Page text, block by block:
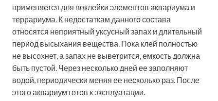
применяется для поклейки элементов аквариума и
террариума. К недостаткам данного состава
относятся неприятный уксусный запах и длительный
период высыхания вещества. Пока клей полностью
не высохнет, а запах не выветрится, емкость должна
быть пустой. Через несколько дней ее заполняют
водой, периодически меняя ее несколько раз. После
этого аквариум готов к эксплуатации.